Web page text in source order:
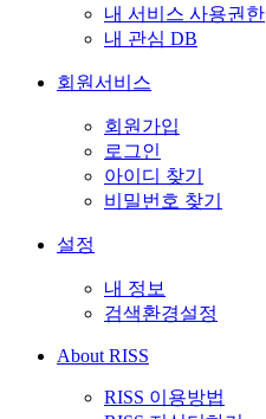
내 서비스 사용권한
내 관심 DB
회원서비스
회원가입
로그인
아이디 찾기
비밀번호 찾기
설정
내 정보
검색환경설정
About RISS
RISS 이용방법